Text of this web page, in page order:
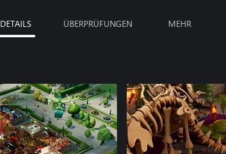
DETAILS ÜBERPRÜFUNGEN MEHR